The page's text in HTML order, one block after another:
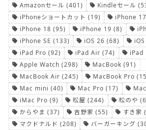
Amazonセール (401) Kindleセール
iPhoneショートカット (19) iPhone 17
iPhone 18 (95) iPhone 19 (8)
iPhone SE (133) iOS 26 (68)
iPad Pro (92) iPad Air (74) iPad
Apple Watch (298) MacBook (91)
MacBook Air (245) MacBook Pro
Mac mini (40) Mac Pro (17)
iMac Pro (9) 松屋 (244) 松のや
からやま (37) 吉野家 (55) すき家
マクドナルド (208) バーガーキング